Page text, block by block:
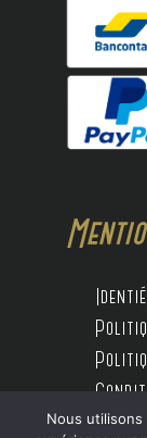
Nous